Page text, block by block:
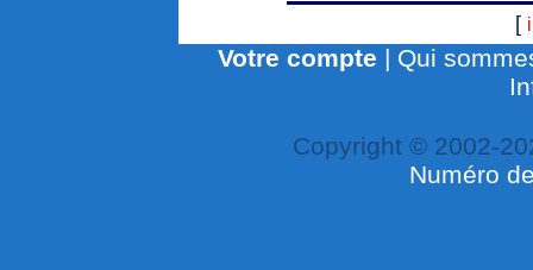
[
Votre compte | Qui
Copyright © 2002-
Numéro